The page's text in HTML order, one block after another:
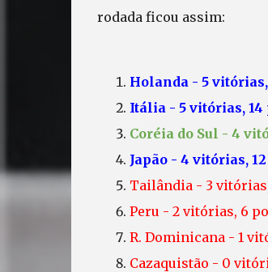
rodada ficou assim:
Holanda - 5
Itália - 5 vitórias, 14
Coréia do Sul - 4
Japão - 4 vitórias,
Tailândia - 3
Peru - 2 vitórias, 6
R. Dominicana - 1
Cazaquistão - 0